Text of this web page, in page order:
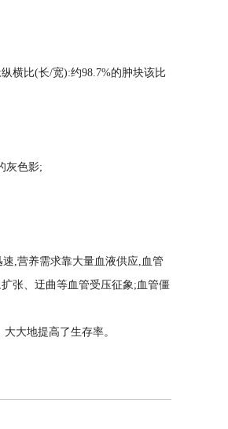
横比(长/宽):约98.7%的肿块该比
灰色影;
,营养需求靠大量血液供应,血管
张、迂曲等血管受压征象;血管僵
大地提高了生存率。